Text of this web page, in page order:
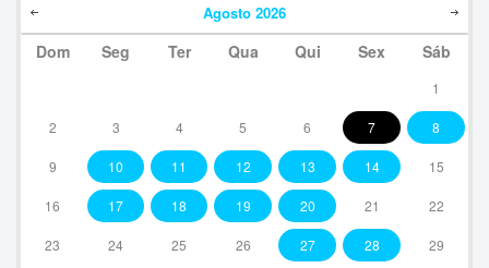
Agosto 2026
Dom Seg Ter Qua Qui Sex Sáb
1
2 3 4 5 6 7 8
9 10 11 12 13 14 15
16 17 18 19 20 21 22
23 24 25 26 27 28 29